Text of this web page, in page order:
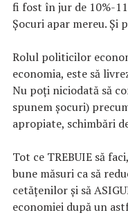
fi fost în jur de 10%-
Șocuri apar mereu. Și
Rolul politicilor
economia, este să
Nu poți niciodată să
spunem șocuri)
apropiate, schimbări
Tot ce TREBUIE să
bune măsuri ca să
cetățenilor și să
economiei după un